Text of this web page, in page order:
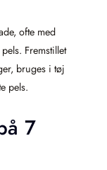
ofte med
Fremstillet
bruges i tøj
pels.
7